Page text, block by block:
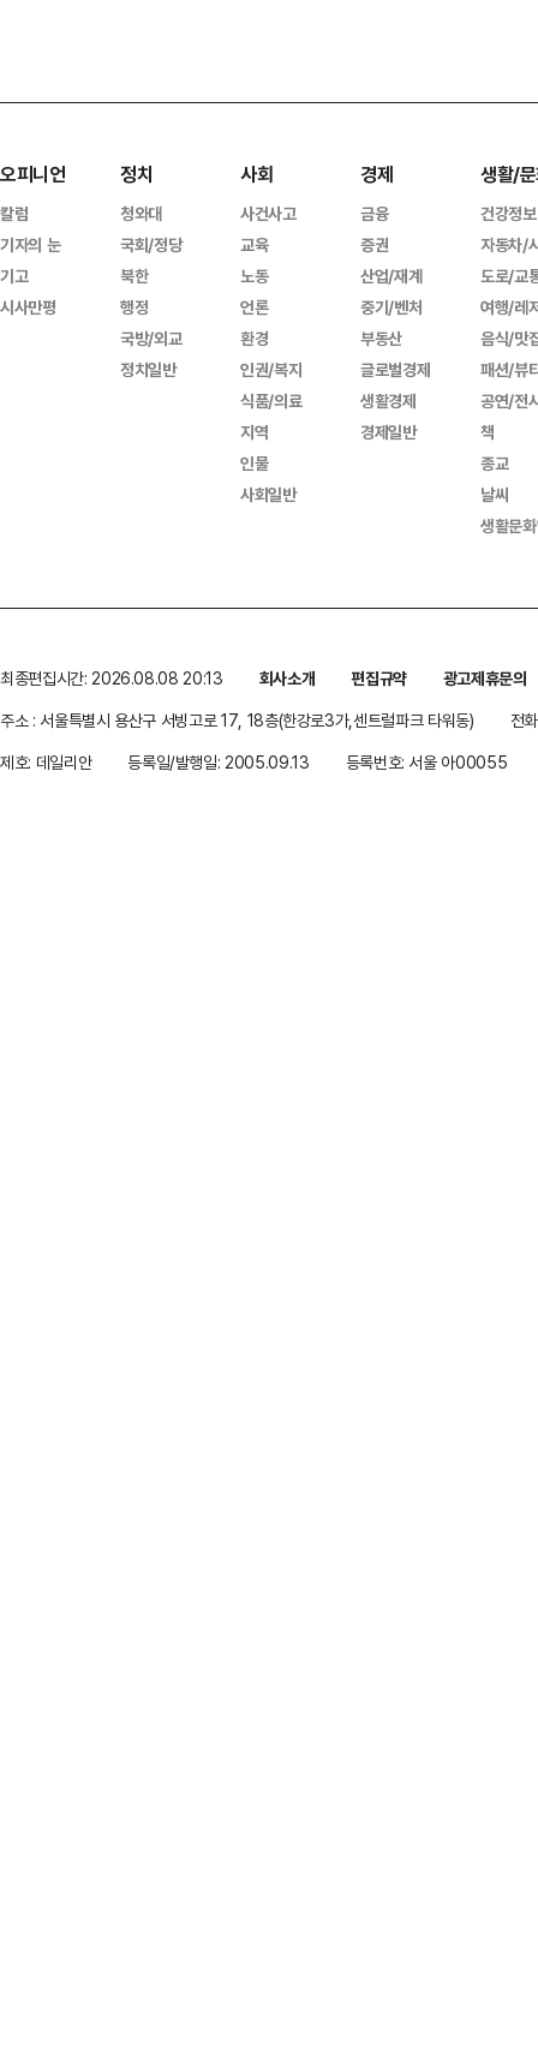
오피니언
칼럼
기자의 눈
기고
시사만평
정치
청와대
국회/정당
북한
행정
국방/외교
정치일반
사회
사건사고
교육
노동
언론
환경
인권/복지
식품/의료
지역
인물
사회일반
경제
금융
증권
산업/재계
중기/벤처
부동산
글로벌경제
생활경제
경제일반
생활/
건강정보
자동차/
도로/교
여행/레
음식/맛
패션/뷰
공연/전
책
종교
날씨
생활문
최종편집시간: 2026.08.08 20:13 회사소개 편집규약
광고제휴문의
주소 : 서울특별시 용산구 서빙고로 17, 18층(한강로3가,센트럴파크 타워동)
전
제호: 데일리안
등록일/발행일: 2005.09.13 등록번호: 서울 아00055